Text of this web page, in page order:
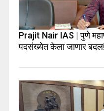
Prajit Nair IAS | पुणे
पदसंख्येत केला जाणार